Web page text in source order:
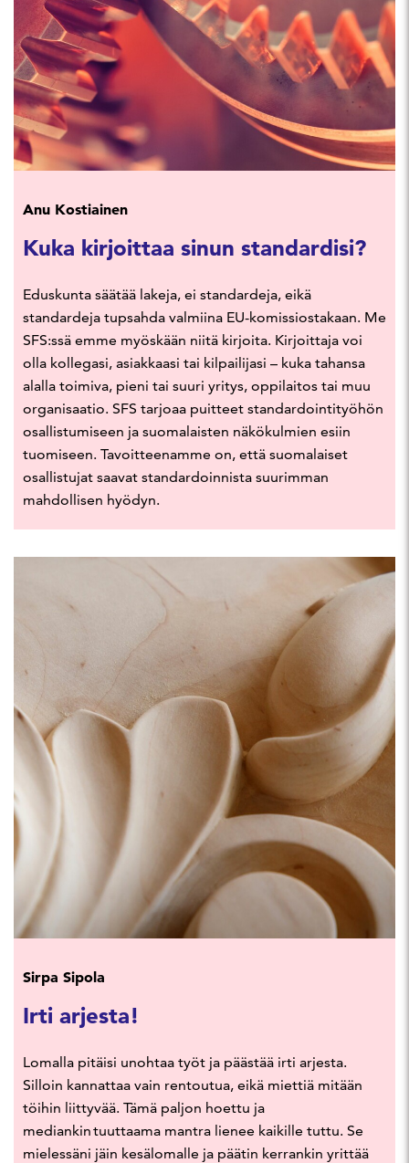
Anu Kostiainen
Kuka kirjoittaa sinun standardisi?
Eduskunta säätää lakeja, ei standardeja, eikä
standardeja tupsahda valmiina EU-komissiostakaan. Me
SFS:ssä emme myöskään niitä kirjoita. Kirjoittaja voi
olla kollegasi, asiakkaasi tai kilpailijasi – kuka tahansa
alalla toimiva, pieni tai suuri yritys, oppilaitos tai muu
organisaatio. SFS tarjoaa puitteet standardointityöhön
osallistumiseen ja suomalaisten näkökulmien esiin
tuomiseen. Tavoitteenamme on, että suomalaiset
osallistujat saavat standardoinnista suurimman
mahdollisen hyödyn.
Sirpa Sipola
Irti arjesta!
Lomalla pitäisi unohtaa työt ja päästää irti arjesta.
Silloin kannattaa vain rentoutua, eikä miettiä mitään
töihin liittyvää. Tämä paljon hoettu ja
mediankin tuuttaama mantra lienee kaikille tuttu. Se
mielessäni jäin kesälomalle ja päätin kerrankin yrittää